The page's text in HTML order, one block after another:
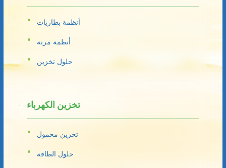
أنظمة بطاريات
أنظمة مرنة
حلول تخزين
تخزين الكهرباء
تخزين محمول
حلول الطاقة